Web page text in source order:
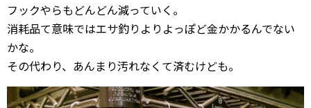
フックやらもどんどん減っていく。
消耗品て意味ではエサ釣りよりよっぽど金かかるんでない
かな。
その代わり、あんまり汚れなくて済むけども。